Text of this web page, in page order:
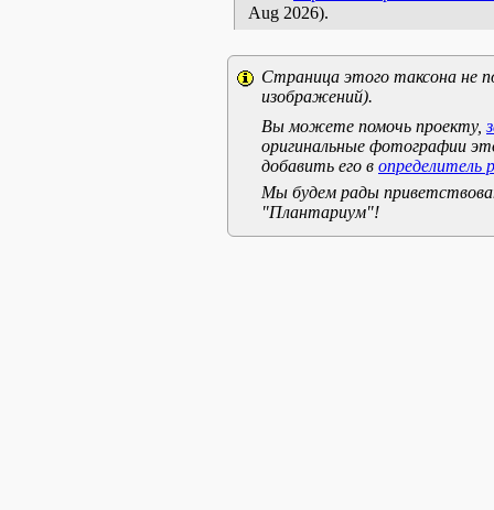
Aug 2026).
Страница этого таксона не
изображений).
Вы можете помочь проекту,
оригинальные фотографии
добавить его в определитель
Мы будем рады
"Плантариум"!